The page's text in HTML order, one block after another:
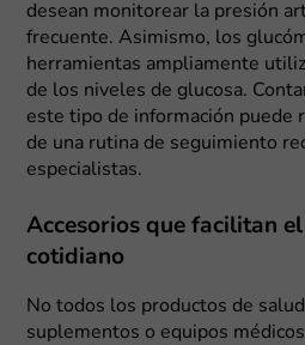
desean monitorear la presión
frecuente. Asimismo, los
herramientas ampliamente
de los niveles de glucosa.
este tipo de información puede
de una rutina de seguimiento
especialistas.
Accesorios que facilitan
cotidiano
No todos los productos de
suplementos o equipos